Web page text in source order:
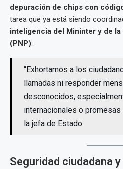
depuración de chips con
tarea que ya está siendo
inteligencia del Mininter y de
(PNP).
“Exhortamos a los
llamadas ni responder
desconocidos,
internacionales o
la jefa de Estado.
Seguridad ciudadana